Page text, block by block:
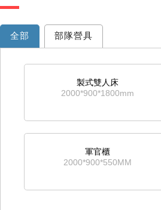
全部 部隊營具
製式雙人床
2000*900*1800mm
軍官櫃
2000*900*550MM